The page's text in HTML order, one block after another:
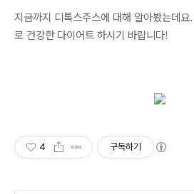
지금까지 디톡스주스에 대해 알아봤는데
로 건강한 다이어트 하시기 바랍니다!
4 구독하기